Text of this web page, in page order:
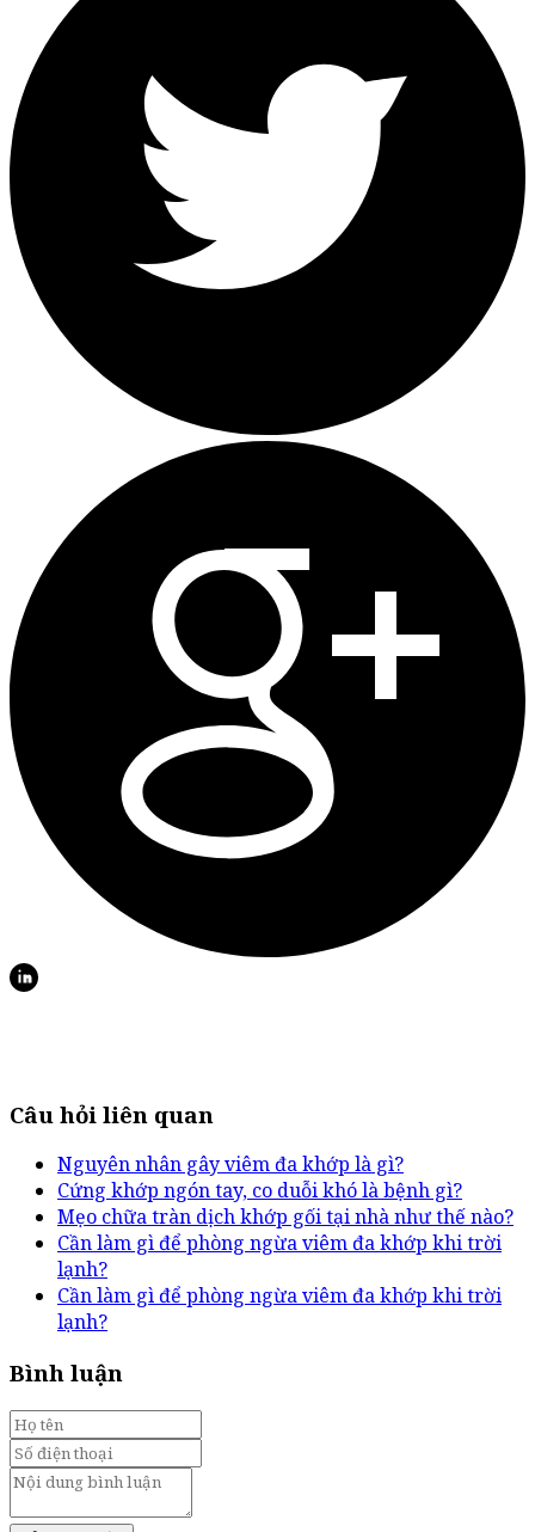
Câu hỏi liên quan
Nguyên nhân gây viêm đa khớp là gì?
Cứng khớp ngón tay, co duỗi khó là bệnh gì?
Mẹo chữa tràn dịch khớp gối tại nhà như thế nào?
Cần làm gì để phòng ngừa viêm đa khớp khi trời
lạnh?
Cần làm gì để phòng ngừa viêm đa khớp khi trời
lạnh?
Bình luận